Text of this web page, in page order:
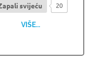
svijeću 20
VIŠE...